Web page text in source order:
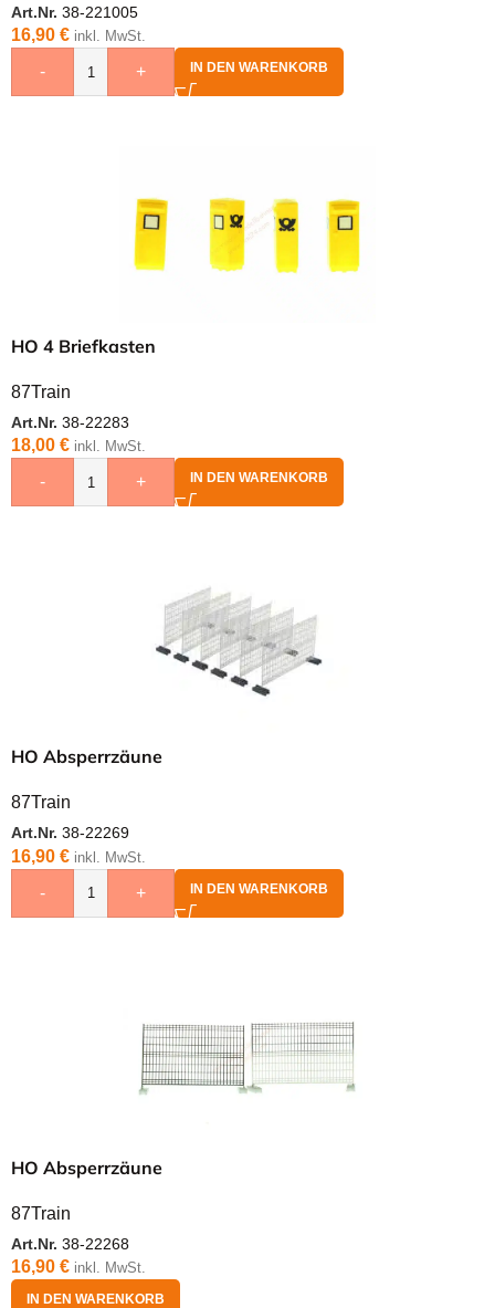
Art.Nr. 38-221005
16,90 € inkl. MwSt.
- + IN DEN WARENKORB
HO 4 Briefkasten
87Train
Art.Nr. 38-22283
18,00 € inkl. MwSt.
- + IN DEN WARENKORB
HO Absperrzäune
87Train
Art.Nr. 38-22269
16,90 € inkl. MwSt.
- + IN DEN WARENKORB
HO Absperrzäune
87Train
Art.Nr. 38-22268
16,90 € inkl. MwSt.
IN DEN WARENKORB